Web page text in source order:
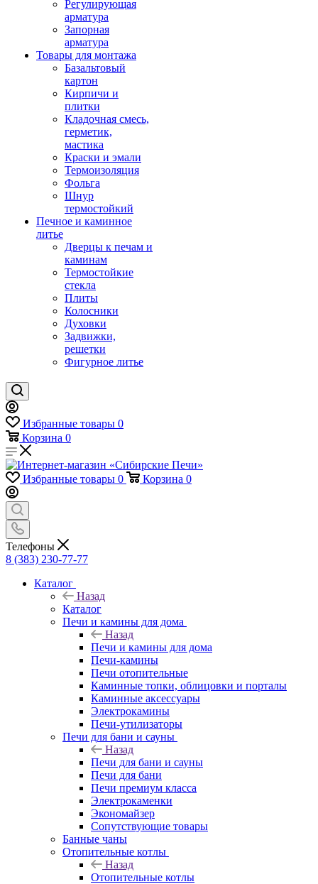
Регулирующая
арматура
Запорная
арматура
Товары для монтажа
Базальтовый
картон
Кирпичи и
плитки
Кладочная смесь,
герметик,
мастика
Краски и эмали
Термоизоляция
Фольга
Шнур
термостойкий
Печное и каминное
литье
Дверцы к печам и
каминам
Термостойкие
стекла
Плиты
Колосники
Духовки
Задвижки,
решетки
Фигурное литье
Избранные товары 0
Корзина 0
Избранные товары 0 Корзина 0
Телефоны
8 (383) 230-77-77
Каталог
Назад
Каталог
Печи и камины для дома
Назад
Печи и камины для дома
Печи-камины
Печи отопительные
Каминные топки, облицовки и порталы
Каминные аксессуары
Электрокамины
Печи-утилизаторы
Печи для бани и сауны
Назад
Печи для бани и сауны
Печи для бани
Печи премиум класса
Электрокаменки
Экономайзер
Сопутствующие товары
Банные чаны
Отопительные котлы
Назад
Отопительные котлы